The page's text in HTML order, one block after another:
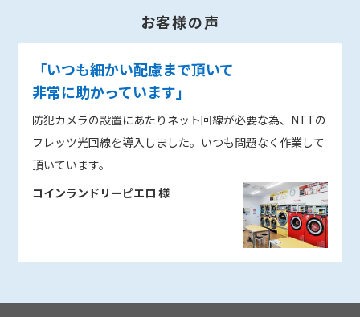
お客様の声
「いつも細かい配慮まで頂いて
非常に助かっています」
防犯カメラの設置にあたりネット回線が必要な為、NTTの
フレッツ光回線を導入しました。いつも問題なく作業して
頂いています。
コインランドリーピエロ 様